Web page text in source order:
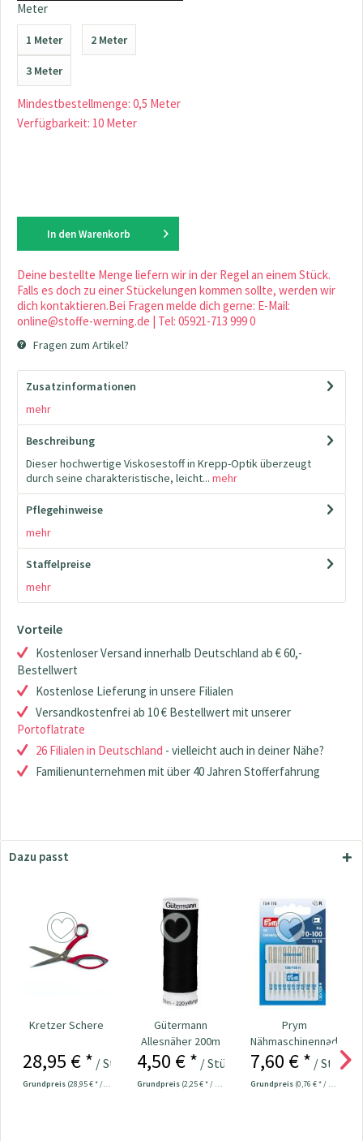
Meter
1 Meter 2 Meter
3 Meter
Mindestbestellmenge: 0,5 Meter
Verfügbarkeit: 10 Meter
In den Warenkorb
Deine bestellte Menge liefern wir in der Regel an einem Stück.
Falls es doch zu einer Stückelungen kommen sollte, werden wir
dich kontaktieren.Bei Fragen melde dich gerne: E-Mail:
online@stoffe-werning.de | Tel: 05921-713 999 0
Fragen zum Artikel?
Zusatzinformationen
mehr
Beschreibung
Dieser hochwertige Viskosestoff in Krepp-Optik überzeugt
durch seine charakteristische, leicht... mehr
Pflegehinweise
mehr
Staffelpreise
mehr
Vorteile
Kostenloser Versand innerhalb Deutschland ab € 60,-
Bestellwert
Kostenlose Lieferung in unsere Filialen
Versandkostenfrei ab 10 € Bestellwert mit unserer
Portoflatrate
26 Filialen in Deutschland - vielleicht auch in deiner Nähe?
Familienunternehmen mit über 40 Jahren Stofferfahrung
Dazu passt
Kretzer Schere
28,95 € * / Stück
Grundpreis (28,95 € * / 1 Stück)
Gütermann
Allesnäher 200m
Fb. 000 - schwarz
4,50 € * / Stück
Grundpreis (2,25 € * / 100 Meter)
Prym
Nähmaschinennadeln
130/705
Universal...
7,60 € * / Stück
Grundpreis (0,76 € * / 1 Stück)